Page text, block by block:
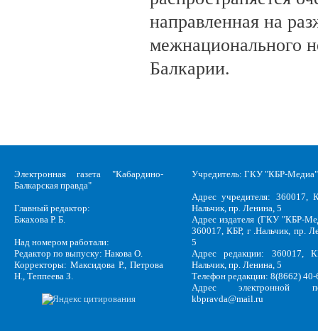
направленная на
межнационального
Балкарии.
Электронная газета "Кабардино-
Балкарская правда"
Главный редактор:
Бжахова Р. Б.
Над номером работали:
Редактор по выпуску: Накова О.
Корректоры: Максидова Р., Петрова
Н., Теппеева З.
Учредитель: ГКУ "КБР-Медиа"
Адрес учредителя: 360017,
Нальчик, пр. Ленина, 5
Адрес издателя (ГКУ "КБР-
360017, КБР, г .Нальчик, пр.
5
Адрес редакции: 360017,
Нальчик, пр. Ленина, 5
Телефон редакции: 8(8662)
Адрес электронной
kbpravda@mail.ru